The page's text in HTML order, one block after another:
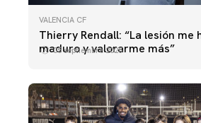
VALENCIA CF
Thierry Rendall: “La lesión me
maduro y valorarme más”
05 septiembre 2025